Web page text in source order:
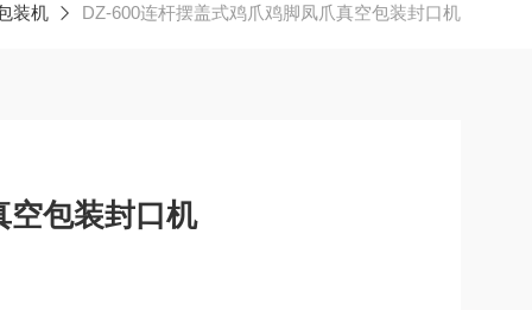
装机 DZ-600连杆摆盖式鸡爪鸡脚凤爪真空包装封口机
空包装封口机